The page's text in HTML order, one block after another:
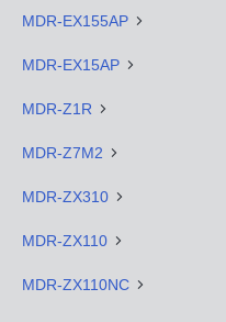
MDR-EX155AP
MDR-EX15AP
MDR-Z1R
MDR-Z7M2
MDR-ZX310
MDR-ZX110
MDR-ZX110NC